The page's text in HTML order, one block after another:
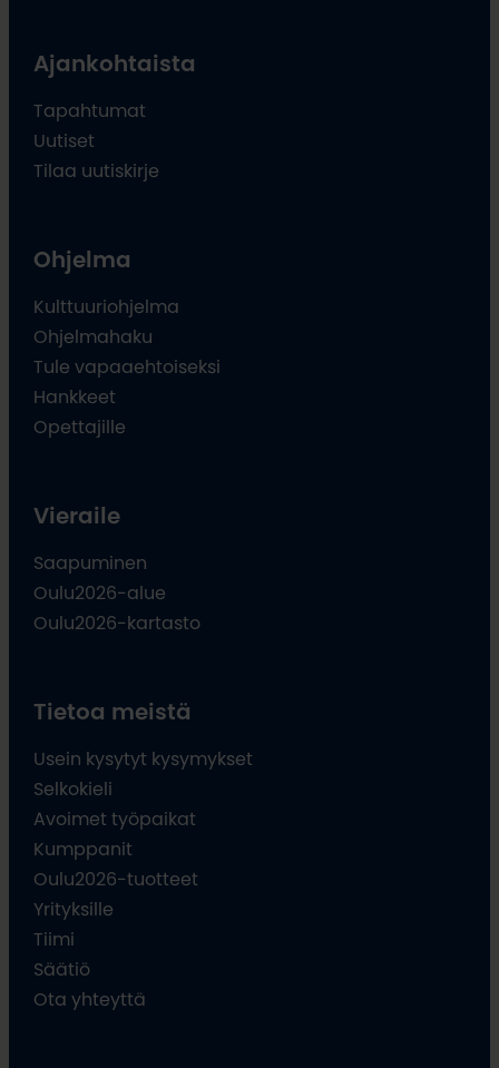
Ajankohtaista
Tapahtumat
Uutiset
Tilaa uutiskirje
Ohjelma
Kulttuuriohjelma
Ohjelmahaku
Tule vapaaehtoiseksi
Hankkeet
Opettajille
Vieraile
Saapuminen
Oulu2026-alue
Oulu2026-kartasto
Tietoa meistä
Usein kysytyt kysymykset
Selkokieli
Avoimet työpaikat
Kumppanit
Oulu2026-tuotteet
Yrityksille
Tiimi
Säätiö
Ota yhteyttä